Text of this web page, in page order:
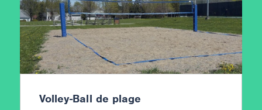
Volley-Ball de plage